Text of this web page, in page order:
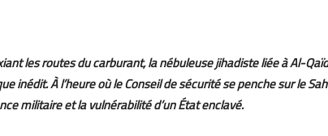
les routes du carburant, la nébuleuse jihadiste liée à Al-
inédit. À l’heure où le Conseil de sécurité se penche sur le
militaire et la vulnérabilité d’un État enclavé.